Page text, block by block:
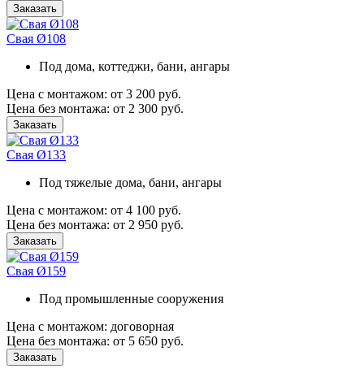
Заказать
Свая Ø108
Под дома, коттеджи, бани, ангары
Цена с монтажом: от 3 200 руб.
Цена без монтажа: от 2 300 руб.
Заказать
Свая Ø133
Под тяжелые дома, бани, ангары
Цена с монтажом: от 4 100 руб.
Цена без монтажа: от 2 950 руб.
Заказать
Свая Ø159
Под промышленные сооружения
Цена с монтажом: договорная
Цена без монтажа: от 5 650 руб.
Заказать